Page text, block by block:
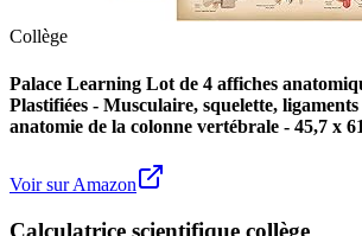
Collège
Palace Learning Lot de 4 affiches
Plastifiées - Musculaire, squelette,
anatomie de la colonne vertébrale - 45,7 x
Voir sur Amazon
Calculatrice scientifique collège